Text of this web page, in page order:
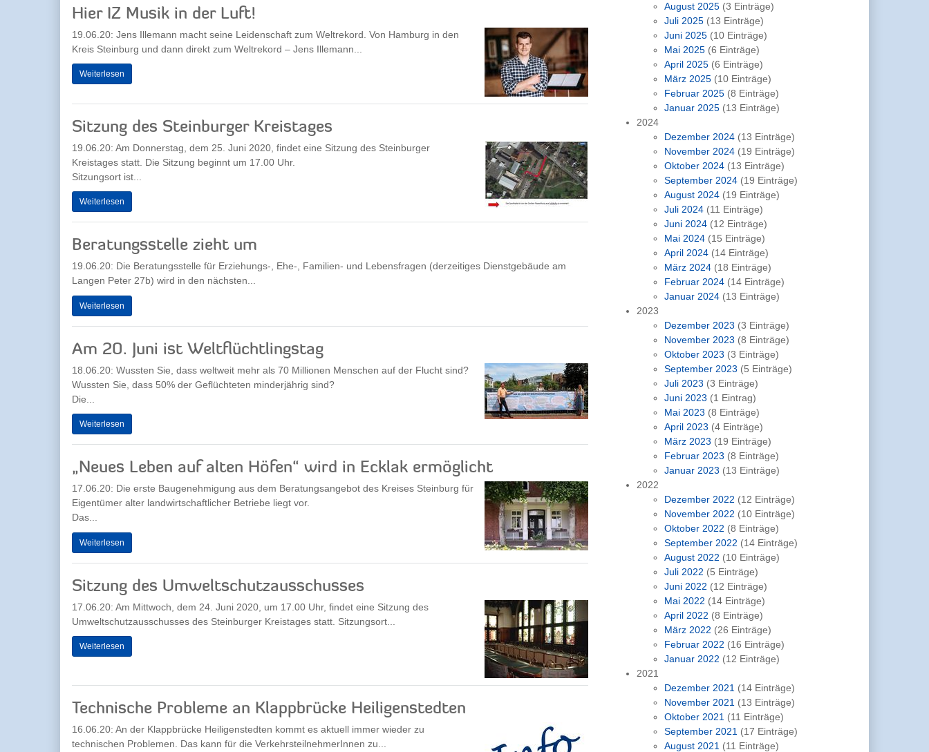
Hier IZ Musik in der Luft!
19.06.20: Jens Illemann macht seine Leidenschaft zum Weltrekord. Von Hamburg in den
Kreis Steinburg und dann direkt zum Weltrekord – Jens Illemann...
Weiterlesen
Sitzung des Steinburger Kreistages
19.06.20: Am Donnerstag, dem 25. Juni 2020, findet eine Sitzung des Steinburger
Kreistages statt. Die Sitzung beginnt um 17.00 Uhr.
Sitzungsort ist...
Weiterlesen
Beratungsstelle zieht um
19.06.20: Die Beratungsstelle für Erziehungs-, Ehe-, Familien- und Lebensfragen (derzeitiges Dienstgebäude am
Langen Peter 27b) wird in den nächsten...
Weiterlesen
Am 20. Juni ist Weltflüchtlingstag
18.06.20: Wussten Sie, dass weltweit mehr als 70 Millionen Menschen auf der Flucht sind?
Wussten Sie, dass 50% der Geflüchteten minderjährig sind?
Die...
Weiterlesen
„Neues Leben auf alten Höfen“ wird in Ecklak ermöglicht
17.06.20: Die erste Baugenehmigung aus dem Beratungsangebot des Kreises Steinburg für
Eigentümer alter landwirtschaftlicher Betriebe liegt vor.
Das...
Weiterlesen
Sitzung des Umweltschutzausschusses
17.06.20: Am Mittwoch, dem 24. Juni 2020, um 17.00 Uhr, findet eine Sitzung des
Umweltschutzausschusses des Steinburger Kreistages statt. Sitzungsort...
Weiterlesen
Technische Probleme an Klappbrücke Heiligenstedten
16.06.20: An der Klappbrücke Heiligenstedten kommt es aktuell immer wieder zu
technischen Problemen. Das kann für die VerkehrsteilnehmerInnen zu...
August 2025 (3 Einträge)
Juli 2025 (13 Einträge)
Juni 2025 (10 Einträge)
Mai 2025 (6 Einträge)
April 2025 (6 Einträge)
März 2025 (10 Einträge)
Februar 2025 (8 Einträge)
Januar 2025 (13 Einträge)
2024
Dezember 2024 (13 Einträge)
November 2024 (19 Einträge)
Oktober 2024 (13 Einträge)
September 2024 (19 Einträge)
August 2024 (19 Einträge)
Juli 2024 (11 Einträge)
Juni 2024 (12 Einträge)
Mai 2024 (15 Einträge)
April 2024 (14 Einträge)
März 2024 (18 Einträge)
Februar 2024 (14 Einträge)
Januar 2024 (13 Einträge)
2023
Dezember 2023 (3 Einträge)
November 2023 (8 Einträge)
Oktober 2023 (3 Einträge)
September 2023 (5 Einträge)
Juli 2023 (3 Einträge)
Juni 2023 (1 Eintrag)
Mai 2023 (8 Einträge)
April 2023 (4 Einträge)
März 2023 (19 Einträge)
Februar 2023 (8 Einträge)
Januar 2023 (13 Einträge)
2022
Dezember 2022 (12 Einträge)
November 2022 (10 Einträge)
Oktober 2022 (8 Einträge)
September 2022 (14 Einträge)
August 2022 (10 Einträge)
Juli 2022 (5 Einträge)
Juni 2022 (12 Einträge)
Mai 2022 (14 Einträge)
April 2022 (8 Einträge)
März 2022 (26 Einträge)
Februar 2022 (16 Einträge)
Januar 2022 (12 Einträge)
2021
Dezember 2021 (14 Einträge)
November 2021 (13 Einträge)
Oktober 2021 (11 Einträge)
September 2021 (17 Einträge)
August 2021 (11 Einträge)